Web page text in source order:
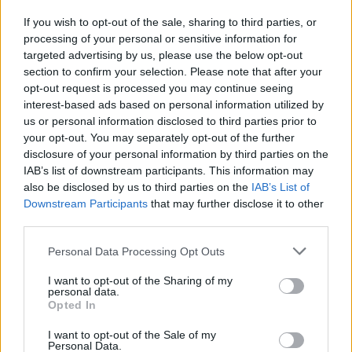
If you wish to opt-out of the sale, sharing to third parties, or
processing of your personal or sensitive information for
targeted advertising by us, please use the below opt-out
section to confirm your selection. Please note that after your
opt-out request is processed you may continue seeing
interest-based ads based on personal information utilized by
us or personal information disclosed to third parties prior to
your opt-out. You may separately opt-out of the further
disclosure of your personal information by third parties on the
IAB’s list of downstream participants. This information may
also be disclosed by us to third parties on the IAB’s List of
Downstream Participants that may further disclose it to other
Please note that this website/app uses one or more Google
not limited to your visit or usage behaviour. You may click to
grant or deny consent to Google and its third-party tags to
use your data for below specified purposes in below Google
consent section.
Personal Data Processing Opt Outs
I want to opt-out of the Sharing of my
personal data.
Opted In
I want to opt-out of the Sale of my
Personal Data.
- A szintén nagy sikerű KarantényekenLitkai
Gergővel dolgoztok együtt. Hogyan készül a
műsor? Közösen ötleteltek, inspiráljátok
egymást?
- A munka úgy indul, hogy Gergő létrehoz egy
Google doksit, amibe elkezdjük mindketten írogatni
az ötleteinket. Szerencsés esetben egy időben írunk
bele, így látjuk, hogy éppen mit ír a másik. Ez
nagyon inspirálóan hat mindkettőnkre. Általában
két felvételre elegendő anyagot írunk meg, aztán
amelyben látjuk és halljuk is egymást, majd
mindenki a saját számítógépének kamerája előtt
felolvassa a rá jutó részt, élőszerűen. Ezek után
elküldjük a kamerafelvételeket Lászlónak, aki
Jelenleg épp a műsor továbbfejlesztésén